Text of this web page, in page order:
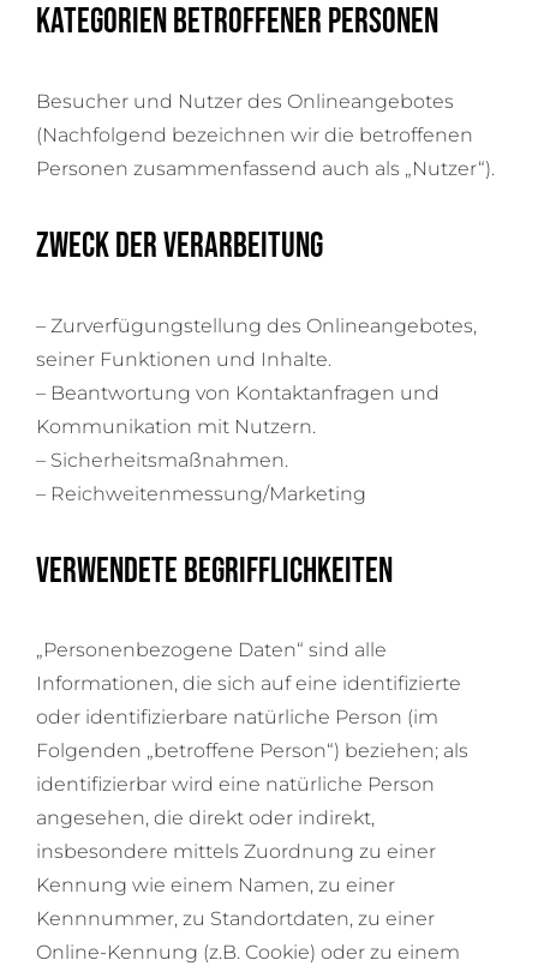
Kategorien betroffener Personen
Besucher und Nutzer des Onlineangebotes
(Nachfolgend bezeichnen wir die betroffenen
Personen zusammenfassend auch als „Nutzer“).
Zweck der Verarbeitung
– Zurverfügungstellung des Onlineangebotes,
seiner Funktionen und Inhalte.
– Beantwortung von Kontaktanfragen und
Kommunikation mit Nutzern.
– Sicherheitsmaßnahmen.
– Reichweitenmessung/Marketing
Verwendete Begrifflichkeiten
„Personenbezogene Daten“ sind alle
Informationen, die sich auf eine identifizierte
oder identifizierbare natürliche Person (im
Folgenden „betroffene Person“) beziehen; als
identifizierbar wird eine natürliche Person
angesehen, die direkt oder indirekt,
insbesondere mittels Zuordnung zu einer
Kennung wie einem Namen, zu einer
Kennnummer, zu Standortdaten, zu einer
Online-Kennung (z.B. Cookie) oder zu einem